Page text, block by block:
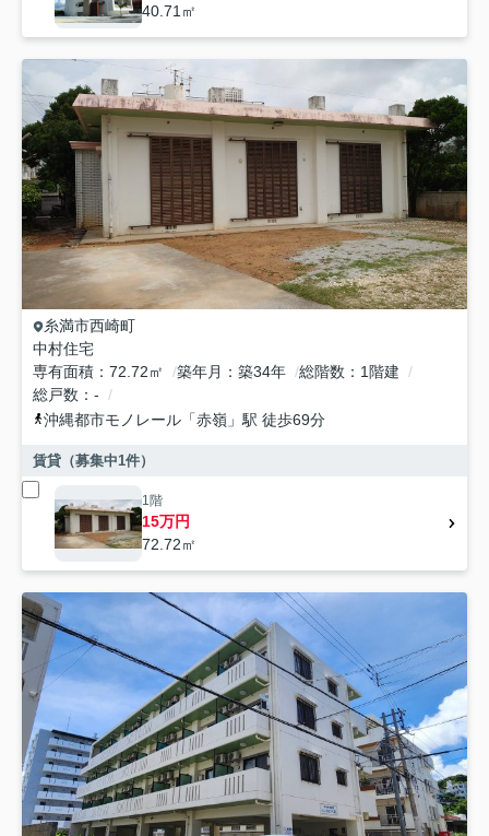
40.71㎡
糸満市西崎町
中村住宅
専有面積
72.72㎡ 築年月 築34年 総階数
1階建
総戸数
-
沖縄都市モノレール 「赤嶺 」駅 徒歩69分
賃貸（募集中1件）
1階
15万円
72.72㎡